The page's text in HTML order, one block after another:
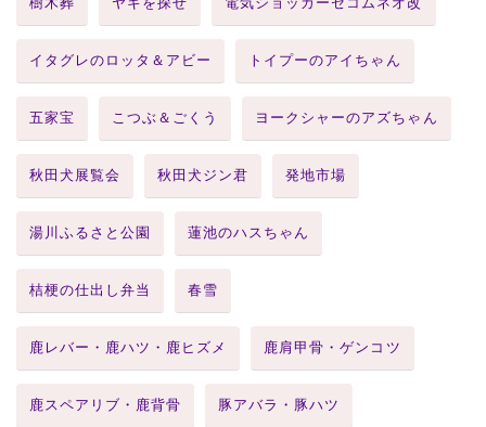
イタグレのロッタ＆アビー トイプーのアイちゃん
五家宝 こつぶ＆ごくう ヨークシャーのアズちゃん
秋田犬展覧会 秋田犬ジン君 発地市場
湯川ふるさと公園 蓮池のハスちゃん
桔梗の仕出し弁当 春雪
鹿レバー・鹿ハツ・鹿ヒズメ 鹿肩甲骨・ゲンコツ
鹿スペアリブ・鹿背骨 豚アバラ・豚ハツ